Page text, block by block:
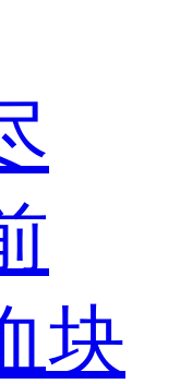
块